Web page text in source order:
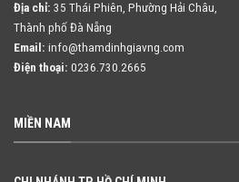
Địa chỉ: 35 Thái Phiên, Phường Hải Châu,
Thành phố Đà Nẵng
Email: info@thamdinhgiavng.com
Điện thoại: 0236.730.2665
MIỀN NAM